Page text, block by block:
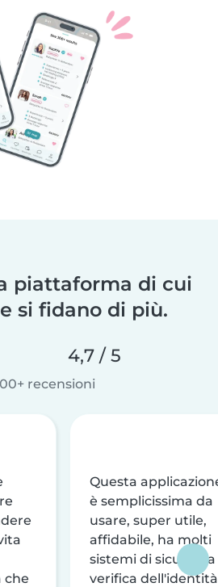
piattaforma di cui
si fidano di più.
4,7 / 5
recensioni
che
Questa
è semplicissima da
usare, super utile,
affidabile, ha molti
sistemi di sicurezza
verifica dell'identità